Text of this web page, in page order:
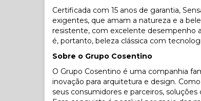
Certificada com 15 anos de garantia,
exigentes, que amam a natureza e a
resistente, com excelente desempenho
é, portanto, beleza clássica com
Sobre o Grupo Cosentino
O Grupo Cosentino é uma companhia
inovação para arquitetura e design.
seus consumidores e parceiros,